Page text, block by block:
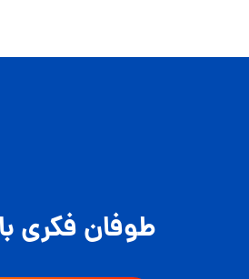
طوفان فکری